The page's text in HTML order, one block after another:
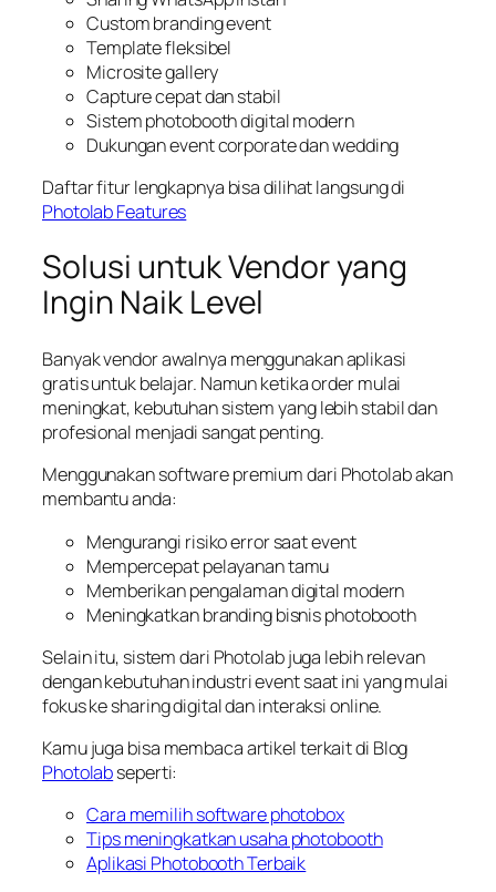
Custom branding event
Template fleksibel
Microsite gallery
Capture cepat dan stabil
Sistem photobooth digital modern
Dukungan event corporate dan wedding
Daftar fitur lengkapnya bisa dilihat langsung di
Photolab Features
Solusi untuk Vendor yang
Ingin Naik Level
Banyak vendor awalnya menggunakan aplikasi
gratis untuk belajar. Namun ketika order mulai
meningkat, kebutuhan sistem yang lebih stabil dan
profesional menjadi sangat penting.
Menggunakan software premium dari Photolab akan
membantu anda:
Mengurangi risiko error saat event
Mempercepat pelayanan tamu
Memberikan pengalaman digital modern
Meningkatkan branding bisnis photobooth
Selain itu, sistem dari Photolab juga lebih relevan
dengan kebutuhan industri event saat ini yang mulai
fokus ke sharing digital dan interaksi online.
Kamu juga bisa membaca artikel terkait di Blog
Photolabseperti:
Cara memilih software photobox
Tips meningkatkan usaha photobooth
Aplikasi Photobooth Terbaik